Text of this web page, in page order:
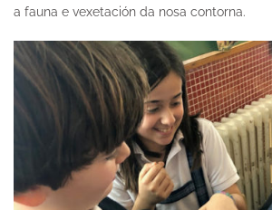
a fauna e vexetación da nosa contorna.